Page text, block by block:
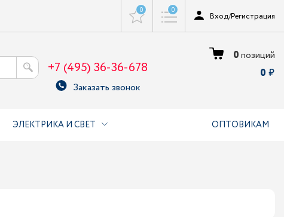
0 0
Вход/Регистрация
+7 (495) 36-36-678
Заказать звонок
0позиций
0
ЭЛЕКТРИКА И СВЕТ ОПТОВИКАМ